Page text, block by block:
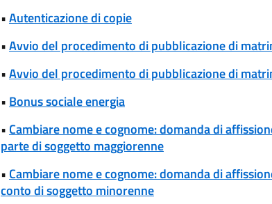
•Autenticazione di copie
•Avvio del procedimento di pubblicazione di
•Avvio del procedimento di pubblicazione di
• Bonus sociale energia
• Cambiare nome e cognome: domanda di
parte di soggetto maggiorenne
• Cambiare nome e cognome: domanda di
conto di soggetto minorenne